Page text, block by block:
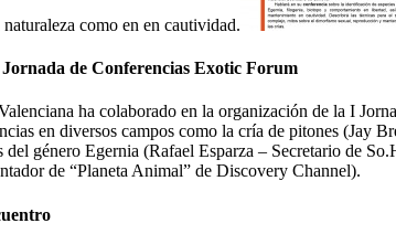
como en en cautividad.
de Conferencias Exotic Forum
ha colaborado en la organización de la I
en diversos campos como la cría de pitones (Jay
del género Egernia (Rafael Esparza – Secretario de
de “Planeta Animal” de Discovery Channel).